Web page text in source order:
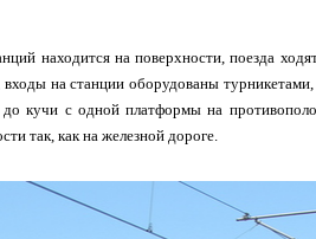
находится на поверхности, поезда
входы на станции оборудованы
кучи с одной платформы на
так, как на железной дороге.